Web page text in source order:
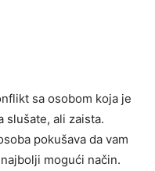
sa osobom koja je
slušate, ali zaista.
pokušava da vam
mogući način.